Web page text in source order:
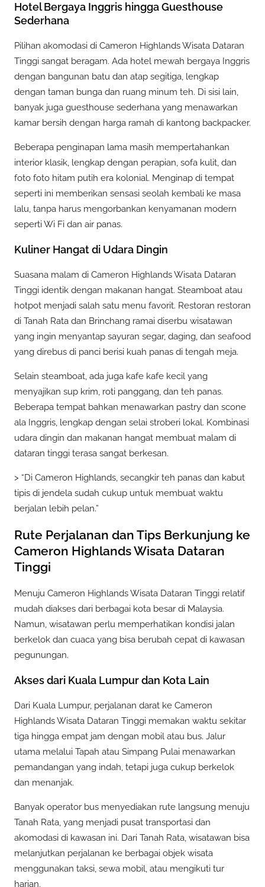
Hotel Bergaya Inggris hingga Guesthouse
Sederhana
Pilihan akomodasi di Cameron Highlands Wisata Dataran
Tinggi sangat beragam. Ada hotel mewah bergaya Inggris
dengan bangunan batu dan atap segitiga, lengkap
dengan taman bunga dan ruang minum teh. Di sisi lain,
banyak juga guesthouse sederhana yang menawarkan
kamar bersih dengan harga ramah di kantong backpacker.
Beberapa penginapan lama masih mempertahankan
interior klasik, lengkap dengan perapian, sofa kulit, dan
foto foto hitam putih era kolonial. Menginap di tempat
seperti ini memberikan sensasi seolah kembali ke masa
lalu, tanpa harus mengorbankan kenyamanan modern
seperti Wi Fi dan air panas.
Kuliner Hangat di Udara Dingin
Suasana malam di Cameron Highlands Wisata Dataran
Tinggi identik dengan makanan hangat. Steamboat atau
hotpot menjadi salah satu menu favorit. Restoran restoran
di Tanah Rata dan Brinchang ramai diserbu wisatawan
yang ingin menyantap sayuran segar, daging, dan seafood
yang direbus di panci berisi kuah panas di tengah meja.
Selain steamboat, ada juga kafe kafe kecil yang
menyajikan sup krim, roti panggang, dan teh panas.
Beberapa tempat bahkan menawarkan pastry dan scone
ala Inggris, lengkap dengan selai stroberi lokal. Kombinasi
udara dingin dan makanan hangat membuat malam di
dataran tinggi terasa sangat berkesan.
> “Di Cameron Highlands, secangkir teh panas dan kabut
tipis di jendela sudah cukup untuk membuat waktu
berjalan lebih pelan.”
Rute Perjalanan dan Tips Berkunjung ke
Cameron Highlands Wisata Dataran
Tinggi
Menuju Cameron Highlands Wisata Dataran Tinggi relatif
mudah diakses dari berbagai kota besar di Malaysia.
Namun, wisatawan perlu memperhatikan kondisi jalan
berkelok dan cuaca yang bisa berubah cepat di kawasan
pegunungan.
Akses dari Kuala Lumpur dan Kota Lain
Dari Kuala Lumpur, perjalanan darat ke Cameron
Highlands Wisata Dataran Tinggi memakan waktu sekitar
tiga hingga empat jam dengan mobil atau bus. Jalur
utama melalui Tapah atau Simpang Pulai menawarkan
pemandangan yang indah, tetapi juga cukup berkelok
dan menanjak.
Banyak operator bus menyediakan rute langsung menuju
Tanah Rata, yang menjadi pusat transportasi dan
akomodasi di kawasan ini. Dari Tanah Rata, wisatawan bisa
melanjutkan perjalanan ke berbagai objek wisata
menggunakan taksi, sewa mobil, atau mengikuti tur
harian.